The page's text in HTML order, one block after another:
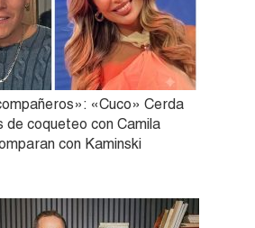
«Cuco» Cerda
de coqueteo con Camila
con Kaminski